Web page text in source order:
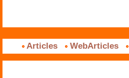
Articles WebArticles